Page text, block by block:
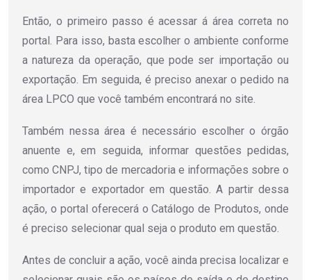
Então, o primeiro passo é acessar á área correta no
portal. Para isso, basta escolher o ambiente conforme
a natureza da operação, que pode ser importação ou
exportação. Em seguida, é preciso anexar o pedido na
área LPCO que você também encontrará no site.
Também nessa área é necessário escolher o órgão
anuente e, em seguida, informar questões pedidas,
como CNPJ, tipo de mercadoria e informações sobre o
importador e exportador em questão. A partir dessa
ação, o portal oferecerá o Catálogo de Produtos, onde
é preciso selecionar qual seja o produto em questão.
Antes de concluir a ação, você ainda precisa localizar e